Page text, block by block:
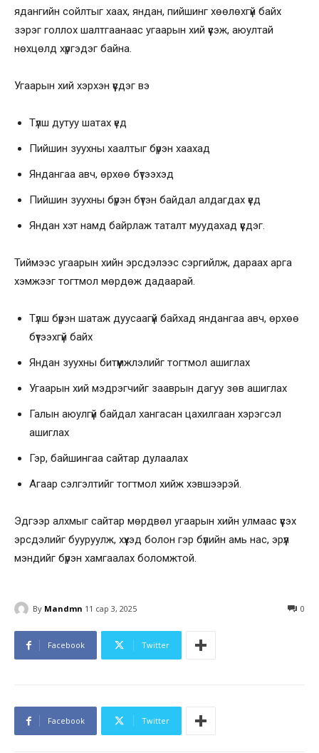
ядангийн сойлтыг хаах, яндан, пийшинг хөөлөхгүй байх
зэрэг голлох шалтгаанаас угаарын хий үүсэж, аюултай
нөхцөлд хүргэдэг байна.
Угаарын хий хэрхэн үүсдэг вэ
Түлш дутуу шатах үед
Пийшин зуухны хаалтыг бүрэн хаахад
Яндангаа авч, өрхөө бүтээхэд
Пийшин зуухны бүрэн бүтэн байдал алдагдах үед
Яндан хэт намд байрлаж таталт муудахад үүсдэг.
Тиймээс угаарын хийн эрсдэлээс сэргийлж, дараах арга
хэмжээг тогтмол мөрдөж дадаарай.
Түлш бүрэн шатаж дуусаагүй байхад яндангаа авч, өрхөө
бүтээхгүй байх
Яндан зуухны битүүмжлэлийг тогтмол ашиглах
Угаарын хий мэдрэгчийг зааврын дагуу зөв ашиглах
Галын аюулгүй байдал хангасан цахилгаан хэрэгсэл
ашиглах
Гэр, байшингаа сайтар дулаалах
Агаар сэлгэлтийг тогтмол хийж хэвшээрэй.
Эдгээр алхмыг сайтар мөрдвөл угаарын хийн улмаас үүсэх
эрсдэлийг бууруулж, хүүхэд болон гэр бүлийн амь нас, эрүүл
мэндийг бүрэн хамгаалах боломжтой.
By Mandmn 11 сар 3, 2025 0
Facebook Twitter
Facebook Twitter